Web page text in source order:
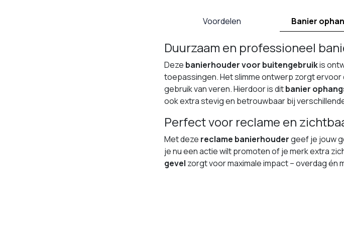
Voordelen Banier
Duurzaam en professioneel
Deze banierhouder voor buitengebruikis
toepassingen. Het slimme ontwerp zorgt
gebruik van veren. Hierdoor is ditbanier
ook extra stevig en betrouwbaar bij
Perfect voor reclame en
Met deze reclame banierhoudergeef je jouw
je nu een actie wilt promoten of je merk extra
gevel zorgt voor maximale impact – overdag én